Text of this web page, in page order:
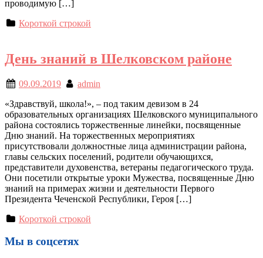
проводимую […]
Короткой строкой
День знаний в Шелковском районе
09.09.2019
admin
«Здравствуй, школа!», – под таким девизом в 24
образовательных организациях Шелковского муниципального
района состоялись торжественные линейки, посвященные
Дню знаний. На торжественных мероприятиях
присутствовали должностные лица администрации района,
главы сельских поселений, родители обучающихся,
представители духовенства, ветераны педагогического труда.
Они посетили открытые уроки Мужества, посвященные Дню
знаний на примерах жизни и деятельности Первого
Президента Чеченской Республики, Героя […]
Короткой строкой
Мы в соцсетях